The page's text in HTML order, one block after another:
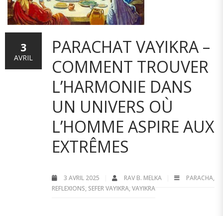
PARACHAT VAYIKRA –
COMMENT TROUVER
L’HARMONIE DANS
UN UNIVERS OÙ
L’HOMME ASPIRE AUX
EXTRÊMES
3 AVRIL 2025 RAV B. MELKA PARACHA,
REFLEXIONS, SEFER VAYIKRA, VAYIKRA
3
AVRIL